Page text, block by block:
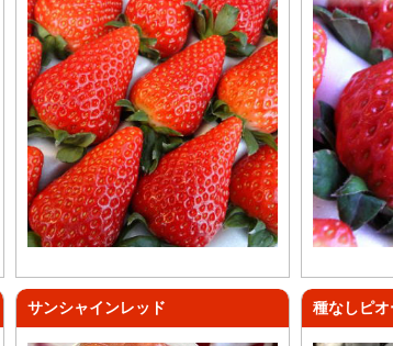
サンシャインレッド 種なしピオ